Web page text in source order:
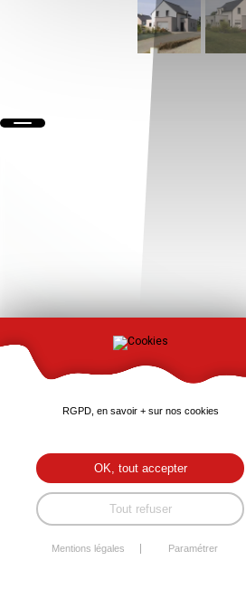
RGPD, en savoir + sur nos cookies
OK, tout accepter
Tout refuser
Mentions légales Paramétrer